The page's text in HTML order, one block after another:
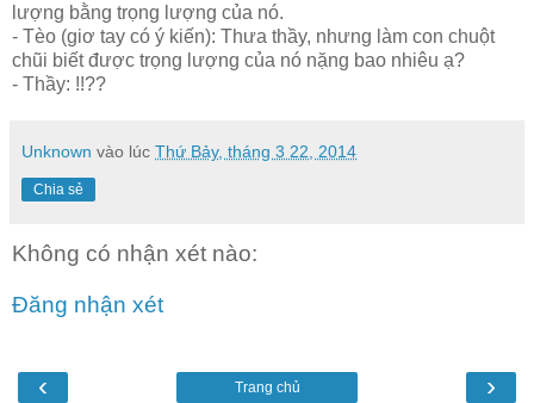
lượng bằng trọng lượng của nó.
- Tèo (giơ tay có ý kiến): Thưa thầy, nhưng làm con chuột
chũi biết được trọng lượng của nó nặng bao nhiêu ạ?
- Thầy: !!??
Unknown vào lúc Thứ Bảy, tháng 3 22, 2014
Chia sẻ
Không có nhận xét nào:
Đăng nhận xét
‹ ›
Trang chủ